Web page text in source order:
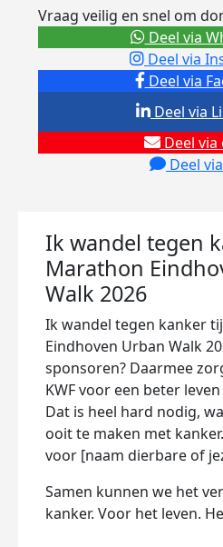
Vraag veilig en snel om
Deel via
Deel via
Deel via
Deel
Deel via
Deel via
Ik wandel tegen
Marathon
Walk 2026
Ik wandel tegen kanker
Eindhoven Urban Walk
sponsoren? Daarmee
KWF voor een beter
Dat is heel hard nodig,
ooit te maken met
voor [naam dierbare of
Samen kunnen we het
kanker. Voor het leven.